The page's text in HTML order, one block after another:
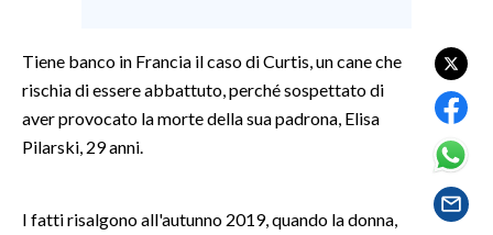
SPETTACOLI
GOSSIP
SARDEGNA TURISMO
Tiene banco in Francia il caso di Curtis, un cane che
rischia di essere abbattuto, perché sospettato di
aver provocato la morte della sua padrona, Elisa
Pilarski, 29 anni.
I fatti risalgono all'autunno 2019, quando la donna,